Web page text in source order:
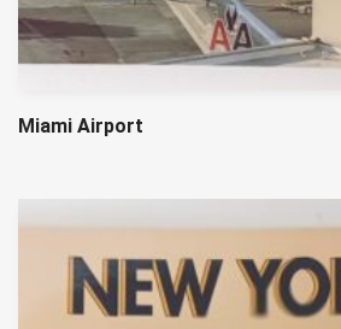
Miami Airport